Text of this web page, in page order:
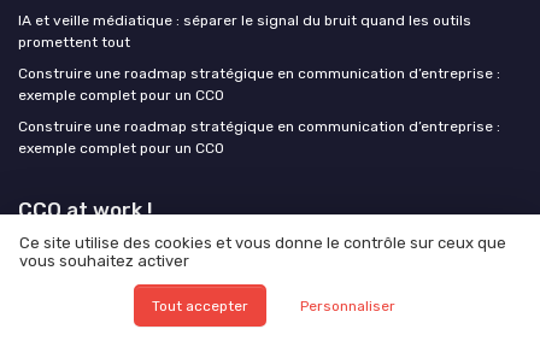
IA et veille médiatique : séparer le signal du bruit quand les outils
promettent tout
Construire une roadmap stratégique en communication d’entreprise :
exemple complet pour un CCO
Construire une roadmap stratégique en communication d’entreprise :
exemple complet pour un CCO
CCO at work !
Mentions légales Politique de confidentialité
Ce site utilise des cookies et vous donne le contrôle sur ceux que
vous souhaitez activer
Tout accepter Personnaliser